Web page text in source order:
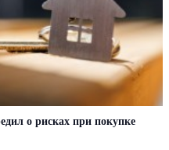
о рисках при покупке